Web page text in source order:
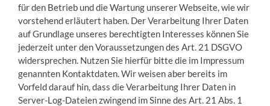
für den Betrieb und die Wartung unserer Webseite, wie wir
vorstehend erläutert haben. Der Verarbeitung Ihrer Daten
auf Grundlage unseres berechtigten Interesses können Sie
jederzeit unter den Voraussetzungen des Art. 21 DSGVO
widersprechen. Nutzen Sie hierfür bitte die im Impressum
genannten Kontaktdaten. Wir weisen aber bereits im
Vorfeld darauf hin, dass die Verarbeitung Ihrer Daten in
Server-Log-Dateien zwingend im Sinne des Art. 21 Abs. 1